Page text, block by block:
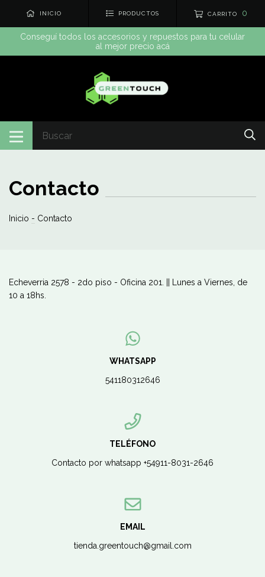
INICIO PRODUCTOS CARRITO 0
Conseguí todos los accesorios y repuestos para tu celular
al mejor precio acá
Contacto
Inicio - Contacto
Echeverria 2578 - 2do piso - Oficina 201. || Lunes a Viernes, de
10 a 18hs.
WHATSAPP
541180312646
TELÉFONO
Contacto por whatsapp +54911-8031-2646
EMAIL
tienda.greentouch@gmail.com